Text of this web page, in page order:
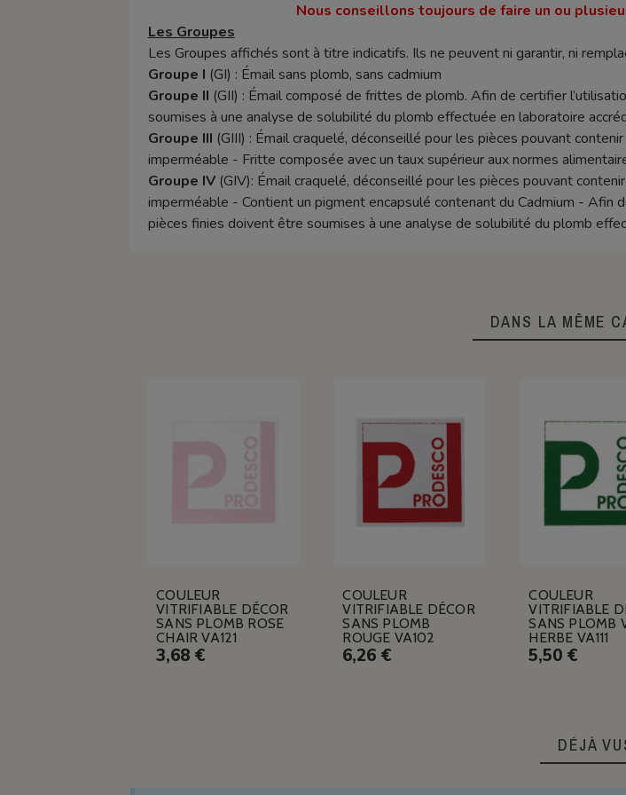
Nous conseillons toujours de faire un ou
Les Groupes
Les Groupes affichés sont à titre indicatifs. Ils ne peuvent ni garantir, ni
Groupe I (GI) : Émail sans plomb, sans cadmium
Groupe II (GII) : Émail composé de frittes de plomb. Afin de certifier
soumises à une analyse de solubilité du plomb effectuée en laboratoire
Groupe III (GIII) : Émail craquelé, déconseillé pour les pièces pouvant
imperméable - Fritte composée avec un taux supérieur aux normes
Groupe IV(GIV): Émail craquelé, déconseillé pour les pièces pouvant
imperméable - Contient un pigment encapsulé contenant du Cadmium - Afin
pièces finies doivent être soumises à une analyse de solubilité du plomb
DANS LA MÊME
COULEUR
VITRIFIABLE DÉCOR
SANS PLOMB ROSE
CHAIR VA121
3,68 €
COULEUR
VITRIFIABLE DÉCOR
SANS PLOMB
ROUGE VA102
6,26 €
COULEUR
VITRIFIABLE
SANS PLOMB
HERBE VA111
5,50 €
DÉJÀ